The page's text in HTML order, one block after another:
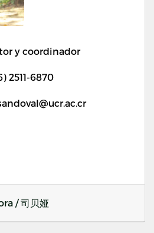
y coordinador
2511-6870
/ 司贝娅